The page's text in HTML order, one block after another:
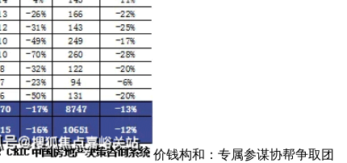
价钱构和：专属参谋协帮争取团